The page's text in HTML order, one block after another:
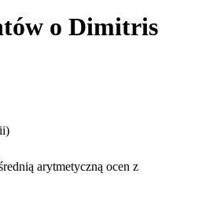
o Dimitris
arytmetyczną ocen z